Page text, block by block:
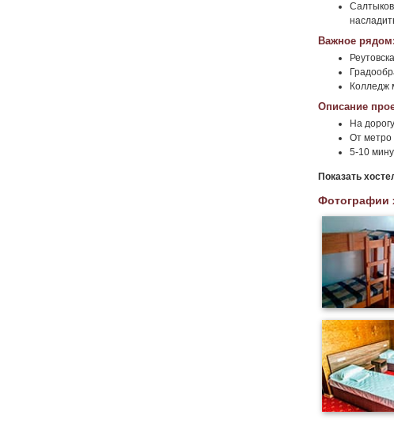
Важное рядом:
Колледж
Описание
На
От метро
5-10
Показать
Фотографии